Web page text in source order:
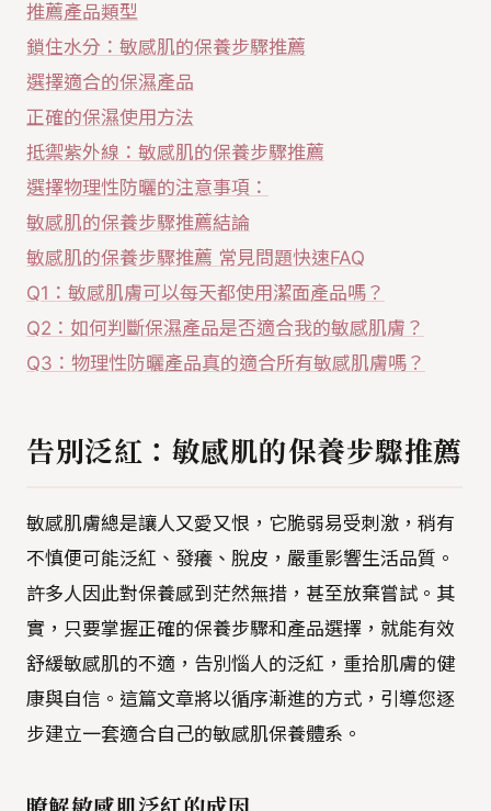
推薦產品類型
鎖住水分：敏感肌的保養步驟推薦
選擇適合的保濕產品
正確的保濕使用方法
抵禦紫外線：敏感肌的保養步驟推薦
選擇物理性防曬的注意事項：
敏感肌的保養步驟推薦結論
敏感肌的保養步驟推薦 常見問題快速FAQ
Q1：敏感肌膚可以每天都使用潔面產品嗎？
Q2：如何判斷保濕產品是否適合我的敏感肌膚？
Q3：物理性防曬產品真的適合所有敏感肌膚嗎？
告別泛紅：敏感肌的保養步驟推薦
敏感肌膚總是讓人又愛又恨，它脆弱易受刺激，稍有
不慎便可能泛紅、發癢、脫皮，嚴重影響生活品質。
許多人因此對保養感到茫然無措，甚至放棄嘗試。其
實，只要掌握正確的保養步驟和產品選擇，就能有效
舒緩敏感肌的不適，告別惱人的泛紅，重拾肌膚的健
康與自信。這篇文章將以循序漸進的方式，引導您逐
步建立一套適合自己的敏感肌保養體系。